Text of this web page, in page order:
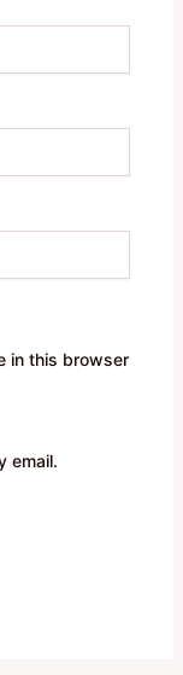
in this browser
email.